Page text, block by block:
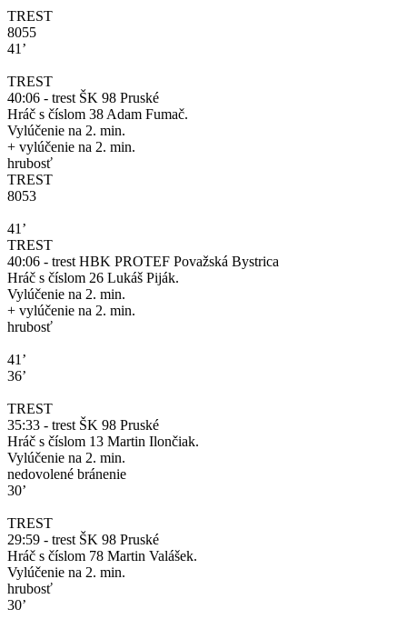
TREST
8055
41’
TREST
40:06 - trest ŠK 98 Pruské
Hráč s číslom 38 Adam Fumač.
Vylúčenie na 2. min.
+ vylúčenie na 2. min.
hrubosť
TREST
8053
41’
TREST
40:06 - trest HBK PROTEF Považská Bystrica
Hráč s číslom 26 Lukáš Piják.
Vylúčenie na 2. min.
+ vylúčenie na 2. min.
hrubosť
41’
36’
TREST
35:33 - trest ŠK 98 Pruské
Hráč s číslom 13 Martin Ilončiak.
Vylúčenie na 2. min.
nedovolené bránenie
30’
TREST
29:59 - trest ŠK 98 Pruské
Hráč s číslom 78 Martin Valášek.
Vylúčenie na 2. min.
hrubosť
30’